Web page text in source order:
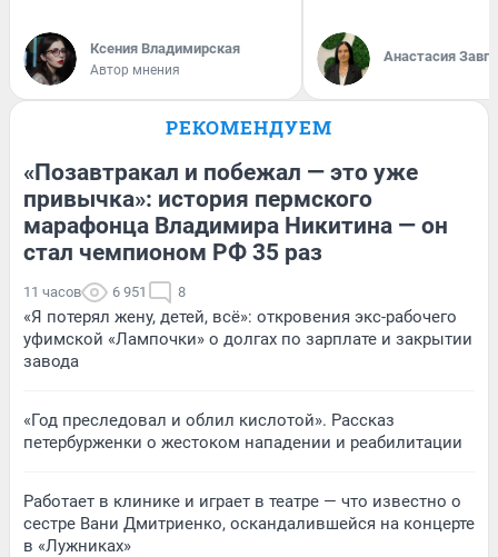
Ксения Владимирская
Автор мнения
Анастасия
РЕКОМЕНДУЕМ
«Позавтракал и побежал — это уже
привычка»: история пермского
марафонца Владимира Никитина — он
стал чемпионом РФ 35 раз
11 часов 6 951 8
«Я потерял жену, детей, всё»: откровения экс-рабочего
уфимской «Лампочки» о долгах по зарплате и закрытии
завода
«Год преследовал и облил кислотой». Рассказ
петербурженки о жестоком нападении и реабилитации
Работает в клинике и играет в театре — что известно о
сестре Вани Дмитриенко, оскандалившейся на концерте
в «Лужниках»